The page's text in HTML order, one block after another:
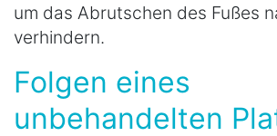
um das Abrutschen des Fußes
verhindern.
Folgen eines
unbehandelten